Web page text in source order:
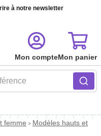
à notre newsletter
Mon compteMon panier
femme > Modèles hauts et